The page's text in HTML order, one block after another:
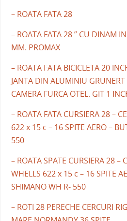
– ROATA FATA 28
– ROATA FATA 28 ” CU DINAM
MM. PROMAX
– ROATA FATA BICICLETA 20
JANTA DIN ALUMINIU GRUNERT
CAMERA FURCA OTEL. GIT 1
– ROATA FATA CURSIERA 28 –
622 x 15 c – 16 SPITE AERO –
550
– ROATA SPATE CURSIERA 28 –
WHELLS 622 x 15 c – 16 SPITE
SHIMANO WH R- 550
– ROTI 28 PERECHE CERCURI